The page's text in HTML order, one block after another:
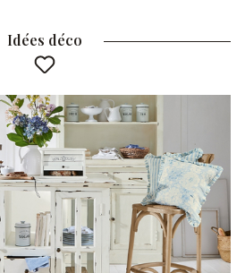
Idées déco